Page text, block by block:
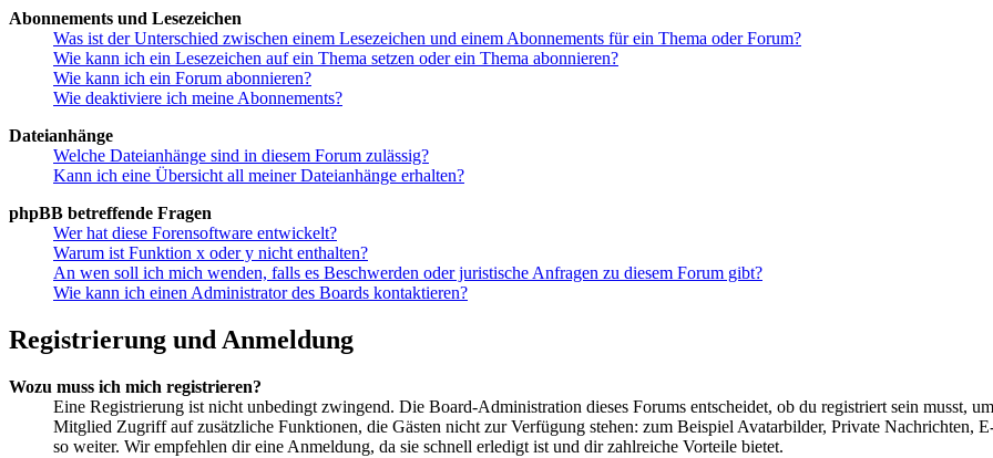
Abonnements und Lesezeichen
Was ist der Unterschied zwischen einem Lesezeichen und einem Abonnements für ein Thema oder Forum?
Wie kann ich ein Lesezeichen auf ein Thema setzen oder ein Thema abonnieren?
Wie kann ich ein Forum abonnieren?
Wie deaktiviere ich meine Abonnements?
Dateianhänge
Welche Dateianhänge sind in diesem Forum zulässig?
Kann ich eine Übersicht all meiner Dateianhänge erhalten?
phpBB betreffende Fragen
Wer hat diese Forensoftware entwickelt?
Warum ist Funktion x oder y nicht enthalten?
An wen soll ich mich wenden, falls es Beschwerden oder juristische Anfragen zu diesem Forum gibt?
Wie kann ich einen Administrator des Boards kontaktieren?
Registrierung und Anmeldung
Wozu muss ich mich registrieren?
Eine Registrierung ist nicht unbedingt zwingend. Die Board-Administration dieses Forums entscheidet, ob du registriert sein musst,
Mitglied Zugriff auf zusätzliche Funktionen, die Gästen nicht zur Verfügung stehen: zum Beispiel Avatarbilder, Private Nachrichten,
so weiter. Wir empfehlen dir eine Anmeldung, da sie schnell erledigt ist und dir zahlreiche Vorteile bietet.